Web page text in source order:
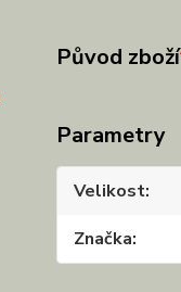
Původ zboží
Parametry
Velikost
Značka